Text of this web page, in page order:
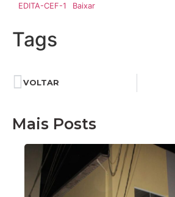
EDITA-CEF-1 Baixar
Tags
VOLTAR
Mais Posts